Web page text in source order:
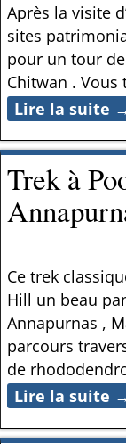
Après la visite
sites
pour un tour
Chitwan . Vous
Lire la suite
Trek à
Ce trek
Hill un beau
Annapurnas ,
parcours
de
Lire la suite